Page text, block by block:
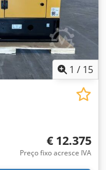
1 / 15
€ 12.375
Preço fixo acresce IVA